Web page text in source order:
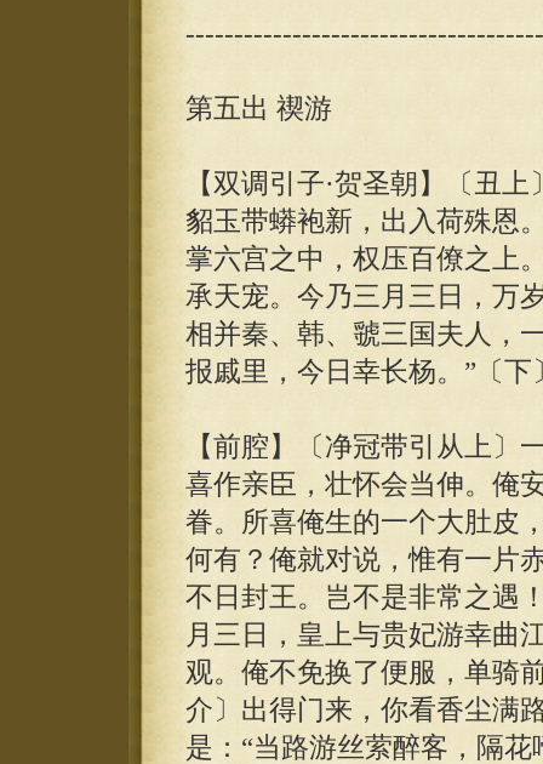
第五出 禊游
【双调引子·贺圣朝】〔丑
貂玉带蟒袍新，出入荷殊恩
掌六宫之中，权压百僚之上
承天宠。今乃三月三日，万
相并秦、韩、虢三国夫人，
报戚里，今日幸长杨。”〔下
【前腔】〔净冠带引从上〕
喜作亲臣，壮怀会当伸。俺
眷。所喜俺生的一个大肚皮
何有？俺就对说，惟有一片
不日封王。岂不是非常之遇
月三日，皇上与贵妃游幸曲
观。俺不免换了便服，单骑
介〕出得门来，你看香尘满
是：“当路游丝萦醉客，隔